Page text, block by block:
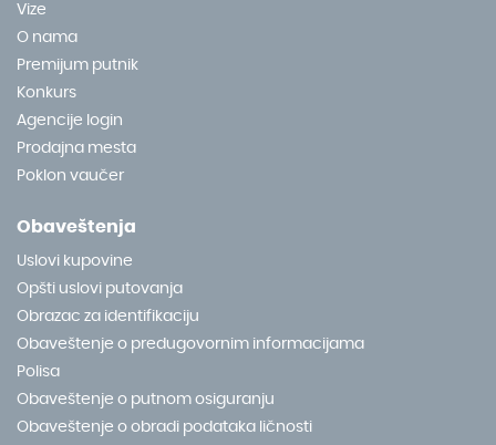
Vize
O nama
Premijum putnik
Konkurs
Agencije login
Prodajna mesta
Poklon vaučer
Obaveštenja
Uslovi kupovine
Opšti uslovi putovanja
Obrazac za identifikaciju
Obaveštenje o predugovornim informacijama
Polisa
Obaveštenje o putnom osiguranju
Obaveštenje o obradi podataka ličnosti